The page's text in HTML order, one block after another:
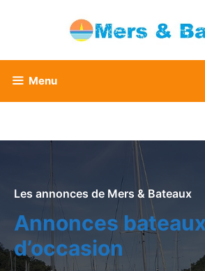
Menu
Les annonces de Mers & Bateaux
Annonces bateaux
d’occasion